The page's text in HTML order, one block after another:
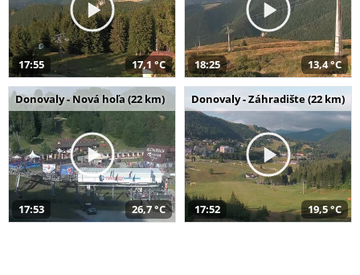
17:55 17,1 °C 18:25 13,4 °C
Donovaly - Nová hoľa (22 km)
17:53 26,7 °C
Donovaly - Záhradište (22 km)
17:52 19,5 °C